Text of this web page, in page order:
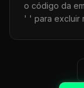
o código da
' ' para excluir